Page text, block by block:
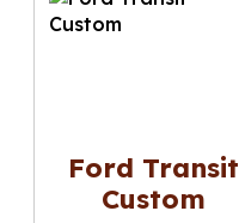
Ford Transit
Custom